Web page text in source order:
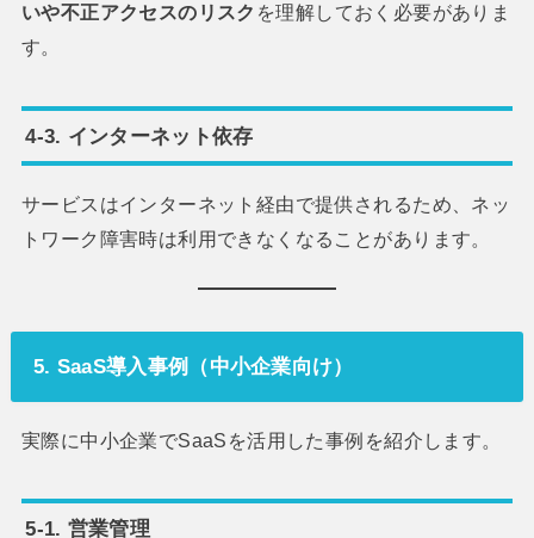
いや不正アクセスのリスク を理解しておく必要がありま
す。
4-3. インターネット依存
サービスはインターネット経由で提供されるため、ネッ
トワーク障害時は利用できなくなることがあります。
5. SaaS導入事例（中小企業向け）
実際に中小企業でSaaSを活用した事例を紹介します。
5-1. 営業管理